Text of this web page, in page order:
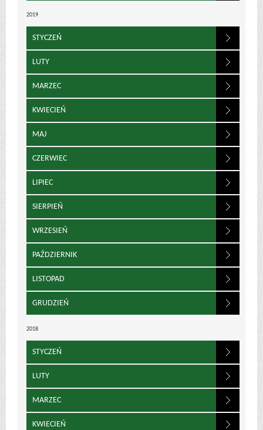
2019
STYCZEŃ
LUTY
MARZEC
KWIECIEŃ
MAJ
CZERWIEC
LIPIEC
SIERPIEŃ
WRZESIEŃ
PAŹDZIERNIK
LISTOPAD
GRUDZIEŃ
2018
STYCZEŃ
LUTY
MARZEC
KWIECIEŃ